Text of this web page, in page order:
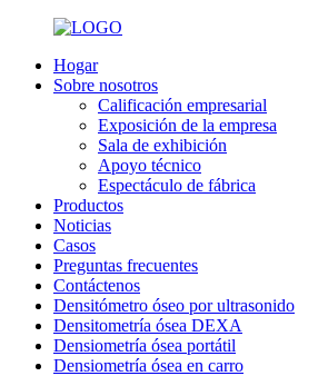
Hogar
Sobre nosotros
Calificación empresarial
Exposición de la empresa
Sala de exhibición
Apoyo técnico
Espectáculo de fábrica
Productos
Noticias
Casos
Preguntas frecuentes
Contáctenos
Densitómetro óseo por ultrasonido
Densitometría ósea DEXA
Densiometría ósea portátil
Densiometría ósea en carro